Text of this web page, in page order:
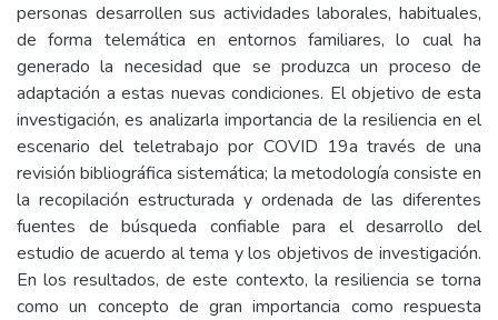
personas desarrollen sus actividades laborales, habituales,
de forma telemática en entornos familiares, lo cual ha
generado la necesidad que se produzca un proceso de
adaptación a estas nuevas condiciones. El objetivo de esta
investigación, es analizarla importancia de la resiliencia en el
escenario del teletrabajo por COVID 19a través de una
revisión bibliográfica sistemática; la metodología consiste en
la recopilación estructurada y ordenada de las diferentes
fuentes de búsqueda confiable para el desarrollo del
estudio de acuerdo al tema y los objetivos de investigación.
En los resultados, de este contexto, la resiliencia se torna
como un concepto de gran importancia como respuesta